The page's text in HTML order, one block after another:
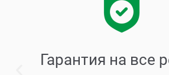
Гарантия на все